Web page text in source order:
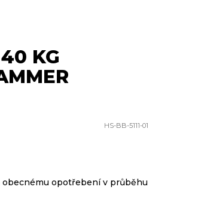
KG
HS-BB-5111-01
opotřebení v průběhu